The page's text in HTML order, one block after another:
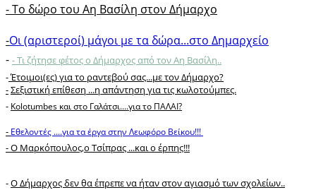
-Το δώρο του Αη Βασίλη στον Δήμαρχο
-Οι (αριστεροί) μάγοι με τα δώρα...στο Δημαρχείο
- - Τι ζήτησε φέτος ο Δήμαρχος από τον Αη Βασίλη..
-Έτοιμοι(ες) για το ραντεβού σας...με τον Δήμαρχο?
-Σεξιστική επίθεση ...η απάντηση για τις κωλοτούμπες.
- Kolotumbes και στο Γαλάτσι....για το ΠΑΛΑΙ?
- Εθελοντές ....για τα έργα στην Λεωφόρο Βείκου!!!
- Ο Μαρκόπουλος,ο Τσίπρας ...και ο έρπης!!!
-Ο Δήμαρχος δεν θα έπρεπε να ήταν στον αγιασμό των σχολείων..